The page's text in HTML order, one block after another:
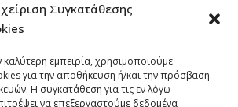
Συγκατάθεσης
εμπειρία, χρησιμοποιούμε
για την αποθήκευση ή/και την πρόσβαση
Η συγκατάθεση για τις εν λόγω
να επεξεργαστούμε δεδομένα
4021758